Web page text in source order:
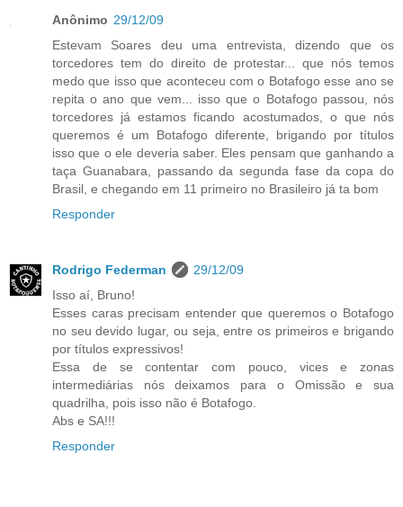
Anônimo 29/12/09
Estevam Soares deu uma entrevista, dizendo que os
torcedores tem do direito de protestar... que nós temos
medo que isso que aconteceu com o Botafogo esse ano se
repita o ano que vem... isso que o Botafogo passou, nós
torcedores já estamos ficando acostumados, o que nós
queremos é um Botafogo diferente, brigando por títulos
isso que o ele deveria saber. Eles pensam que ganhando a
taça Guanabara, passando da segunda fase da copa do
Brasil, e chegando em 11 primeiro no Brasileiro já ta bom
Responder
Rodrigo Federman
29/12/09
Isso aí, Bruno!
Esses caras precisam entender que queremos o Botafogo
no seu devido lugar, ou seja, entre os primeiros e brigando
por títulos expressivos!
Essa de se contentar com pouco, vices e zonas
intermediárias nós deixamos para o Omissão e sua
quadrilha, pois isso não é Botafogo.
Abs e SA!!!
Responder